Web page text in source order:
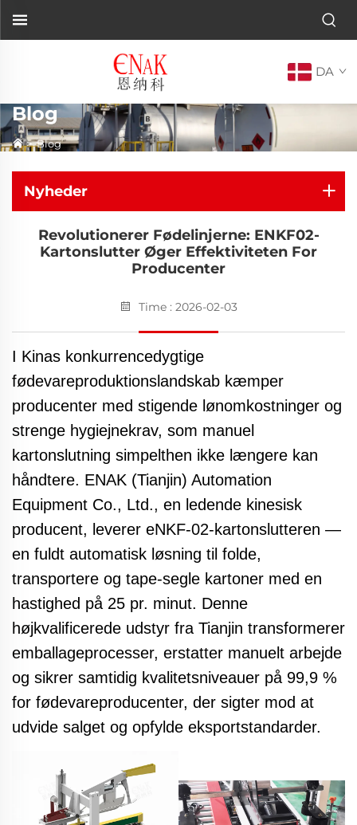
DA
Blog
>Blog
Nyheder
Revolutionerer Fødelinjerne: ENKF02-
Kartonslutter Øger Effektiviteten For
Producenter
Time : 2026-02-03
I Kinas konkurrencedygtige
fødevareproduktionslandskab kæmper
producenter med stigende lønomkostninger og
strenge hygiejnekrav, som manuel
kartonslutning simpelthen ikke længere kan
håndtere. ENAK (Tianjin) Automation
Equipment Co., Ltd., en ledende kinesisk
producent, leverer eNKF-02-kartonslutteren —
en fuldt automatisk løsning til folde,
transportere og tape-segle kartoner med en
hastighed på 25 pr. minut. Denne
højkvalificerede udstyr fra Tianjin transformerer
emballageprocesser, erstatter manuelt arbejde
og sikrer samtidig kvalitetsniveauer på 99,9 %
for fødevareproducenter, der sigter mod at
udvide salget og opfylde eksportstandarder.